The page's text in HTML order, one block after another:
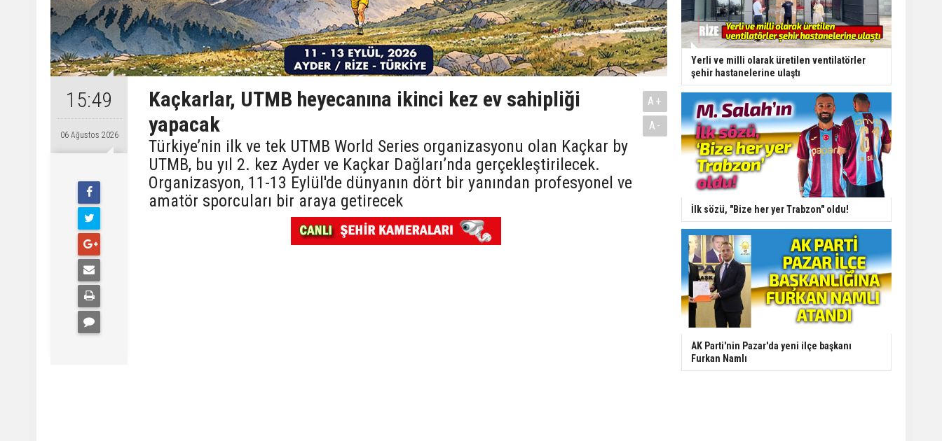
15:49
06 Ağustos 2026
Kaçkarlar, UTMB heyecanına ikinci kez ev sahipliği
yapacak
Türkiye’nin ilk ve tek UTMB World Series organizasyonu olan Kaçkar by
UTMB, bu yıl 2. kez Ayder ve Kaçkar Dağları’nda gerçekleştirilecek.
Organizasyon, 11-13 Eylül'de dünyanın dört bir yanından profesyonel ve
amatör sporcuları bir araya getirecek
A+
A-
Yerli ve milli olarak üretilen ventilatörler
şehir hastanelerine ulaştı
İlk sözü, "Bize her yer Trabzon" oldu!
AK Parti'nin Pazar'da yeni ilçe başkanı
Furkan Namlı